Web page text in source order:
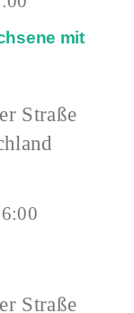
mit
Straße
Straße